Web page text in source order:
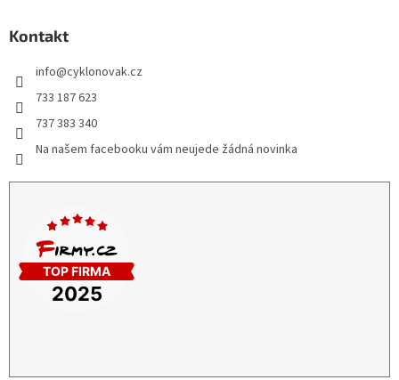
Kontakt
info@cyklonovak.cz
733 187 623
737 383 340
Na našem facebooku vám neujede žádná novinka